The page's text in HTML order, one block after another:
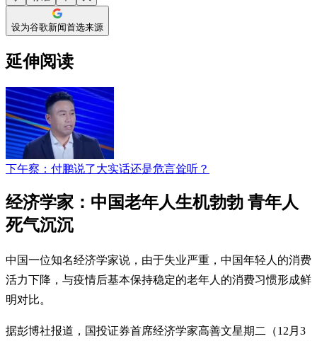
设为谷歌新闻首选来源
延伸阅读
下午察：付鹏说了大实话还是危言耸听？
经济学家：中国老年人生机勃勃 青年人
死气沉沉
中国一位知名经济学家说，由于失业严重，中国年轻人的消费
活力下降，与疫情后基本保持稳定的老年人的消费习惯形成鲜
明对比。
据彭博社报道，国投证券首席经济学家高善文星期二（12月3